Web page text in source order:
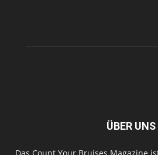
ÜBER UNS